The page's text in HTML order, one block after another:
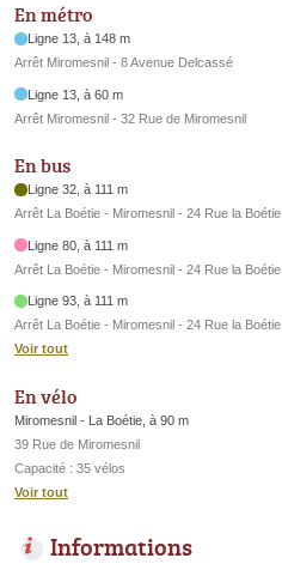
En métro
Ligne 13, à 148 m
Arrêt Miromesnil - 8 Avenue Delcassé
Ligne 13, à 60 m
Arrêt Miromesnil - 32 Rue de Miromesnil
En bus
Ligne 32, à 111 m
Arrêt La Boétie - Miromesnil - 24 Rue la Boétie
Ligne 80, à 111 m
Arrêt La Boétie - Miromesnil - 24 Rue la Boétie
Ligne 93, à 111 m
Arrêt La Boétie - Miromesnil - 24 Rue la Boétie
Voir tout
En vélo
Miromesnil - La Boétie, à 90 m
39 Rue de Miromesnil
Capacité : 35 vélos
Voir tout
Informations